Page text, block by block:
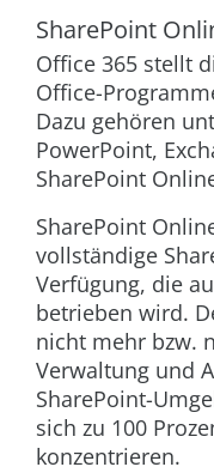
SharePoint
Office 365 stellt
Office-
Dazu gehören
PowerPoint,
SharePoint
SharePoint
vollständige
Verfügung, die
betrieben wird.
nicht mehr bzw.
Verwaltung und
SharePoint-
sich zu 100
konzentrieren.